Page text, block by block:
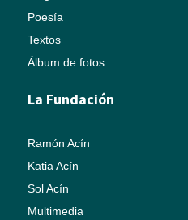
Poesía
Textos
Álbum de fotos
La Fundación
Ramón Acín
Katia Acín
Sol Acín
Multimedia